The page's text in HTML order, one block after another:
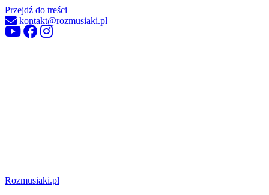
Przejdź do treści
kontakt@rozmusiaki.pl
Rozmusiaki.pl